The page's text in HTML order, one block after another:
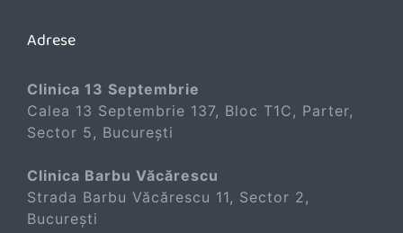
Adrese
Clinica 13 Septembrie
Calea 13 Septembrie 137, Bloc T1C, Parter,
Sector 5, București
Clinica Barbu Văcărescu
Strada Barbu Văcărescu 11, Sector 2,
București